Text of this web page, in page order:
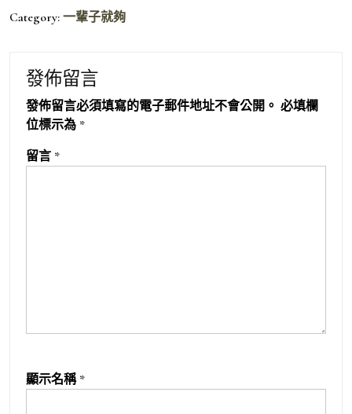
Category: 一輩子就夠
發佈留言
發佈留言必須填寫的電子郵件地址不會公開。 必填欄
位標示為 *
留言 *
顯示名稱 *